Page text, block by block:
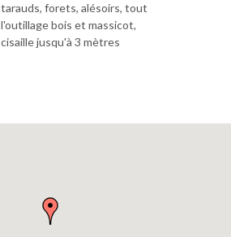
tarauds, forets, alésoirs, tout
l'outillage bois et massicot,
cisaille jusqu'à 3 mètres